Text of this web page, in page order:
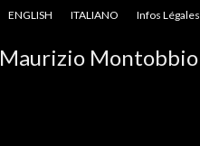
ENGLISH ITALIANO Infos Légales
Maurizio Montobbio